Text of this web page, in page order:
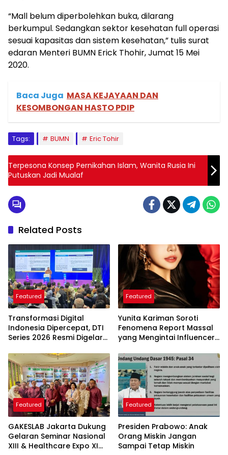
“Mall belum diperbolehkan buka, dilarang
berkumpul. Sedangkan sektor kesehatan full operasi
sesuai kapasitas dan sistem kesehatan,” tulis surat
edaran Menteri BUMN Erick Thohir, Jumat 15 Mei
2020.
Baca Juga MASA KEJAYAAN DAN
KESOMBONGAN HASTO PDIP
Tags: BUMN Eric Tohir
Terpesona Konsep Pernikahan Islam, Wanita Rusia Ini
Putuskan Jadi Mualaf
Related Posts
Featured
Transformasi Digital
Indonesia Dipercepat, DTI
Series 2026 Resmi Digelar
Featured
Yunita Kariman Soroti
Fenomena Report Massal
yang Mengintai Influencer,
yang Perlu Diketahui
Featured
GAKESLAB Jakarta Dukung
Gelaran Seminar Nasional
XIII & Healthcare Expo XI
Featured
Presiden Prabowo: Anak
Orang Miskin Jangan
Sampai Tetap Miskin